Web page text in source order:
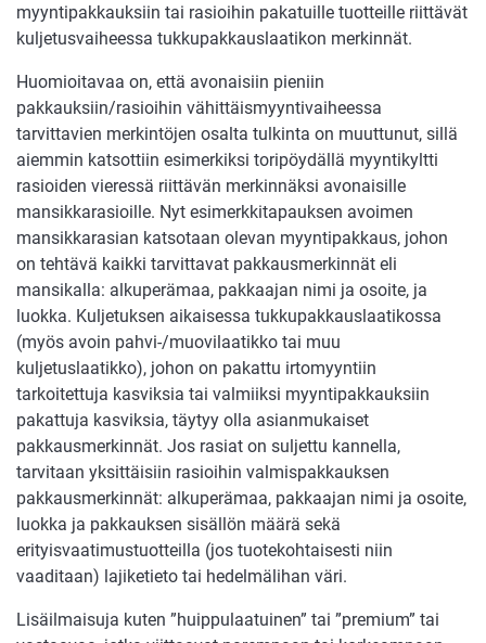
myyntipakkauksiin tai rasioihin pakatuille tuotteille riittävät
kuljetusvaiheessa tukkupakkauslaatikon merkinnät.
Huomioitavaa on, että avonaisiin pieniin
pakkauksiin/rasioihin vähittäismyyntivaiheessa
tarvittavien merkintöjen osalta tulkinta on muuttunut, sillä
aiemmin katsottiin esimerkiksi toripöydällä myyntikyltti
rasioiden vieressä riittävän merkinnäksi avonaisille
mansikkarasioille. Nyt esimerkkitapauksen avoimen
mansikkarasian katsotaan olevan myyntipakkaus, johon
on tehtävä kaikki tarvittavat pakkausmerkinnät eli
mansikalla: alkuperämaa, pakkaajan nimi ja osoite, ja
luokka. Kuljetuksen aikaisessa tukkupakkauslaatikossa
(myös avoin pahvi-/muovilaatikko tai muu
kuljetuslaatikko), johon on pakattu irtomyyntiin
tarkoitettuja kasviksia tai valmiiksi myyntipakkauksiin
pakattuja kasviksia, täytyy olla asianmukaiset
pakkausmerkinnät. Jos rasiat on suljettu kannella,
tarvitaan yksittäisiin rasioihin valmispakkauksen
pakkausmerkinnät: alkuperämaa, pakkaajan nimi ja osoite,
luokka ja pakkauksen sisällön määrä sekä
erityisvaatimustuotteilla (jos tuotekohtaisesti niin
vaaditaan) lajiketieto tai hedelmälihan väri.
Lisäilmaisuja kuten ”huippulaatuinen” tai ”premium” tai